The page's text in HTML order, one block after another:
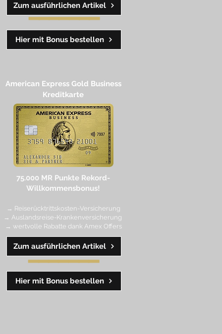
━━━━━━━
Hier mit Bonus bestellen
Zum ausführlichen Artikel
Hier mit Bonus bestellen
Zum ausführlichen Artikel
American Express Gold Business
Kreditkarte​
75.000 MR Punkte Rekord-
Willkommensbonus!
→ Reiserücktrittskosten-Versicherung
→ Auslandsreise-Krankenversicherung
→ wertvolle Rabatte dank Amex Offers
━━━━━━━